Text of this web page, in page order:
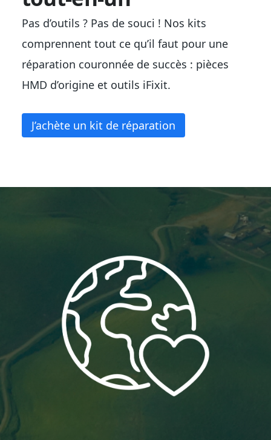
Pas d’outils ? Pas de souci ! Nos kits
comprennent tout ce qu’il faut pour une
réparation couronnée de succès : pièces
HMD d’origine et outils iFixit.
J’achète un kit de réparation